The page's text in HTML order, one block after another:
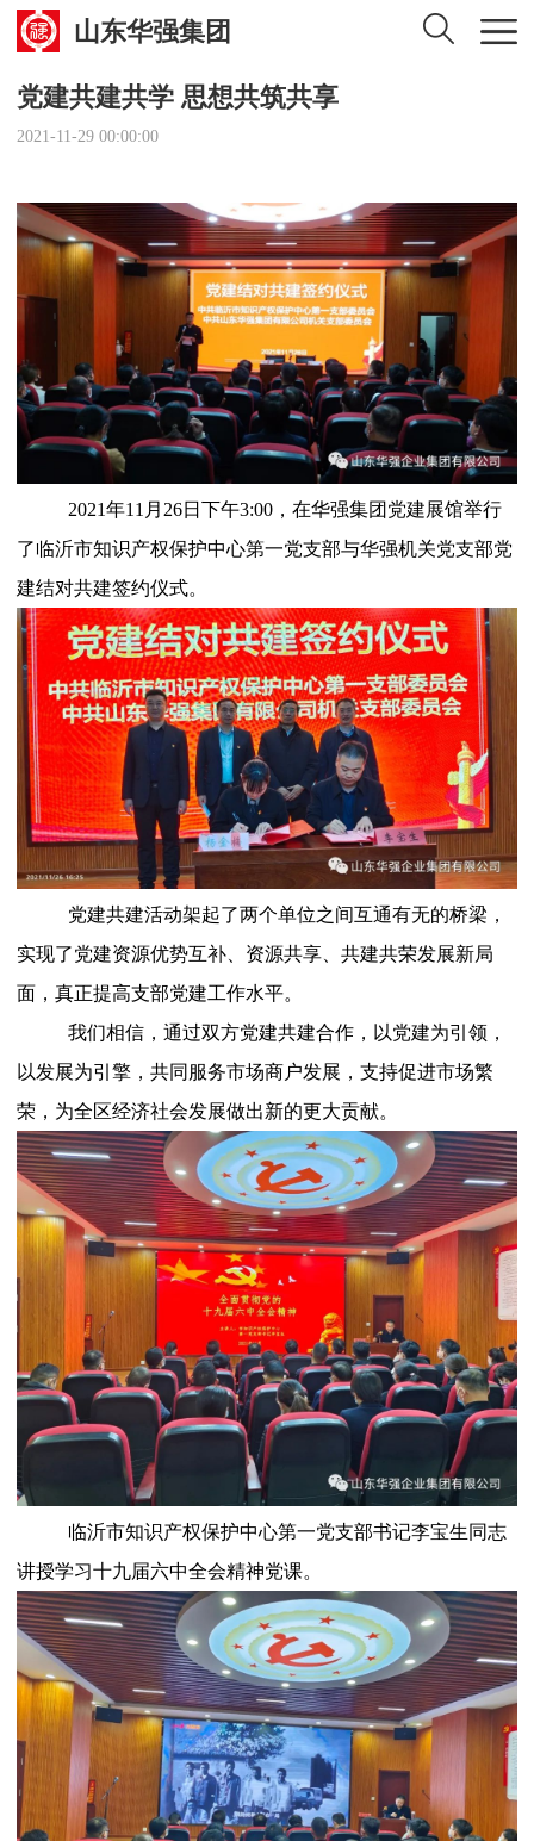
山东华强集团
党建共建共学 思想共筑共享
2021-11-29 00:00:00
2021年11月26日下午3:00，在华强集团党建展馆举行
了临沂市知识产权保护中心第一党支部与华强机关党支部党
建结对共建签约仪式。
党建共建活动架起了两个单位之间互通有无的桥梁，
实现了党建资源优势互补、资源共享、共建共荣发展新局
面，真正提高支部党建工作水平。
我们相信，通过双方党建共建合作，以党建为引领，
以发展为引擎，共同服务市场商户发展，支持促进市场繁
荣，为全区经济社会发展做出新的更大贡献。
临沂市知识产权保护中心第一党支部书记李宝生同志
讲授学习十九届六中全会精神党课。